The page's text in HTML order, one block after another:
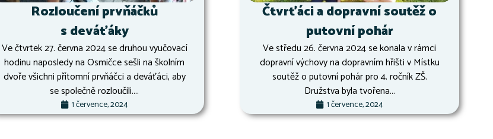
Rozloučení prvňáčků
s deváťáky
Ve čtvrtek 27. června 2024 se druhou vyučovací
hodinu naposledy na Osmičce sešli na školním
dvoře všichni přítomní prvňáčci a deváťáci, aby
se společně rozloučili....
1 července, 2024
Čtvrťáci a dopravní soutěž o
putovní pohár
Ve středu 26. června 2024 se konala v rámci
dopravní výchovy na dopravním hřišti v Místku
soutěž o putovní pohár pro 4. ročník ZŠ.
Družstva byla tvořena...
1 července, 2024